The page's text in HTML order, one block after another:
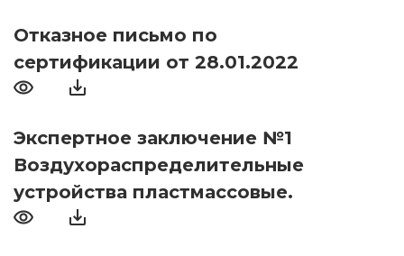
Отказное письмо по
сертификации от 28.01.2022
Экспертное заключение №1
Воздухораспределительные
устройства пластмассовые.